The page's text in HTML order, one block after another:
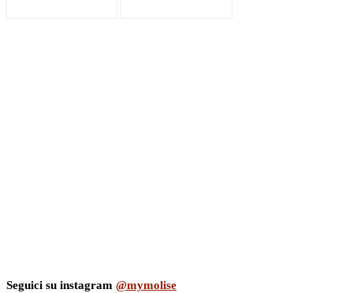
Seguici su instagram @mymolise